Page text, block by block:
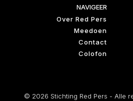
NAVIGEER
Over Red Pers
Meedoen
Contact
Colofon
© 2026 Stichting Red Pers - Alle